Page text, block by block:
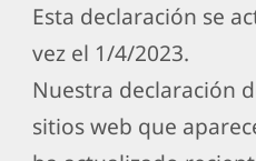
Esta declaración se
vez el 1/4/2023.
Nuestra declaración
sitios web que